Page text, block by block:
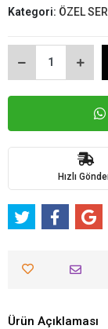
Kategori: ÖZEL
Hızlı
Ürün Açıklaması